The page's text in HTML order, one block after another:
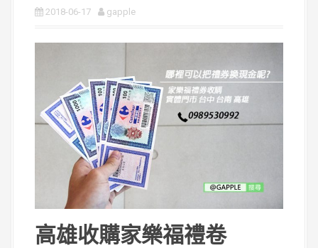
2018-06-17 gapple
高雄收購家樂福禮卷